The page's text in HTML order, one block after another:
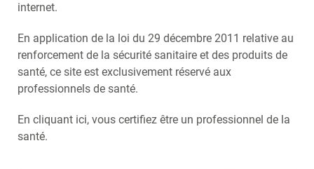
internet.
En application de la loi du 29 décembre 2011 relative au
renforcement de la sécurité sanitaire et des produits de
santé, ce site est exclusivement réservé aux
professionnels de santé.
En cliquant ici, vous certifiez être un professionnel de la
santé.